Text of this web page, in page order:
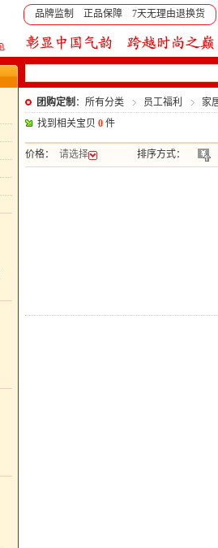
品牌监制 正品保障 7天无理由退换货
团购定制 ：所有分类 员工福利
家
找到相关宝贝 0 件
价格： 请选择 排序方式：